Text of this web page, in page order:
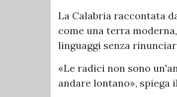
La Calabria raccontata
come una terra
linguaggi senza
«Le radici non sono
andare lontano», spiega